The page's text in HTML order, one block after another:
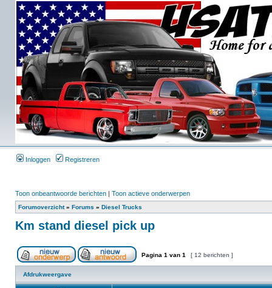
Inloggen Registreren
Toon onbeantwoorde berichten | Toon actieve onderwerpen
Forumoverzicht» Forums » Diesel Trucks
Km stand diesel pick up
Pagina 1 van 1 [ 12 berichten ]
Afdrukweergave